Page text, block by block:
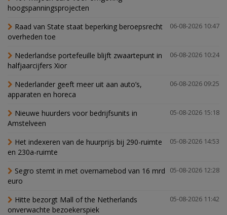
hoogspanningsprojecten
06-08-2026 10:47
Raad van State staat beperking beroepsrecht
overheden toe
06-08-2026 10:24
Nederlandse portefeuille blijft zwaartepunt in
halfjaarcijfers Xior
06-08-2026 09:25
Nederlander geeft meer uit aan auto’s,
apparaten en horeca
05-08-2026 15:18
Nieuwe huurders voor bedrijfsunits in
Amstelveen
05-08-2026 14:53
Het indexeren van de huurprijs bij 290-ruimte
en 230a-ruimte
05-08-2026 12:28
Segro stemt in met overnamebod van 16 mrd
euro
05-08-2026 11:42
Hitte bezorgt Mall of the Netherlands
onverwachte bezoekerspiek